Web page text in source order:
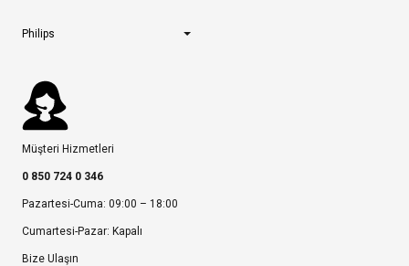
Philips
Müşteri Hizmetleri
0 850 724 0 346
Pazartesi-Cuma: 09:00 – 18:00
Cumartesi-Pazar: Kapalı
Bize Ulaşın